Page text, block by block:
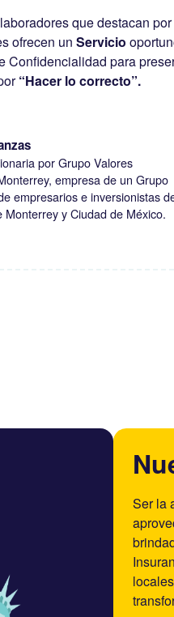
que destacan
ofrecen un Servicio
Confidencialidad para
“Hacer lo correcto”.
por Grupo Valores
empresa de un Grupo
empresarios e inversionistas
Monterrey y Ciudad de México.
Ser la